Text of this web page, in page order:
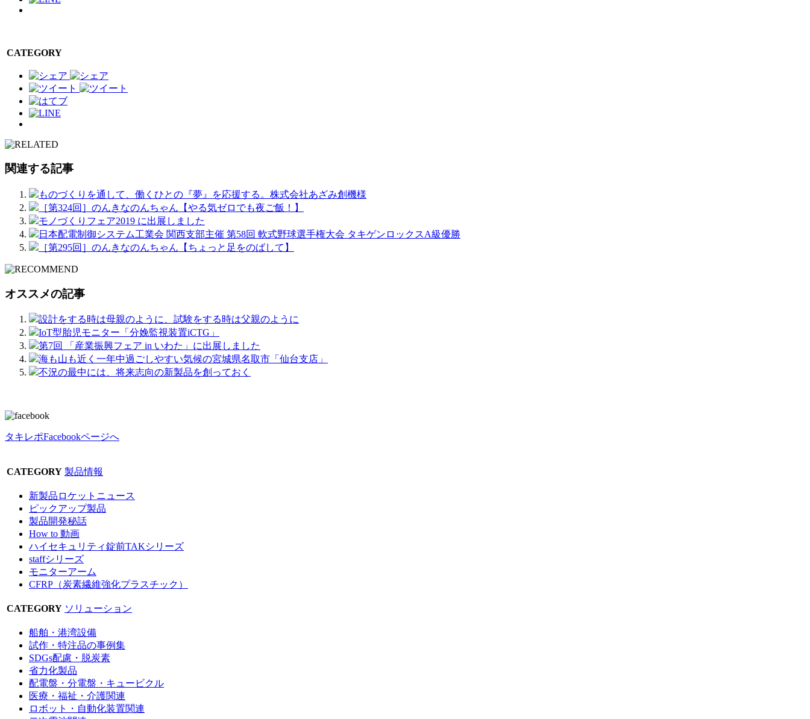
CATEGORY
関連する記事
ものづくりを通して、働くひとの『夢』を応援する。株式会社あざみ創機様
［第324回］のんきなのんちゃん【やる気ゼロでも夜ご飯！】
モノづくりフェア2019 に出展しました
日本配電制御システム工業会 関西支部主催 第58回 軟式野球選手権大会 タキゲンロックスA級優勝
［第295回］のんきなのんちゃん【ちょっと足をのばして】
オススメの記事
設計をする時は母親のように、試験をする時は父親のように
IoT型胎児モニター「分娩監視装置iCTG」
第7回 「産業振興フェア in いわた」に出展しました
海も山も近く一年中過ごしやすい気候の宮城県名取市「仙台支店」
不況の最中には、将来志向の新製品を創っておく
タキレポFacebookページへ
CATEGORY 製品情報
新製品ロケットニュース
ピックアップ製品
製品開発秘話
How to 動画
ハイセキュリティ錠前TAKシリーズ
staffシリーズ
モニターアーム
CFRP（炭素繊維強化プラスチック）
CATEGORY ソリューション
船舶・港湾設備
試作・特注品の事例集
SDGs配慮・脱炭素
省力化製品
配電盤・分電盤・キュービクル
医療・福祉・介護関連
ロボット・自動化装置関連